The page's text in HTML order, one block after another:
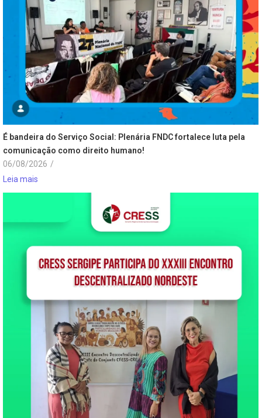
É bandeira do Serviço Social: Plenária FNDC fortalece luta pela
comunicação como direito humano!
06/08/2026 /
Leia mais